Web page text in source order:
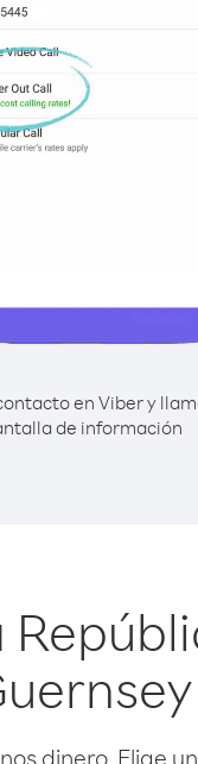
en Viber y
de información
dinero. Elige